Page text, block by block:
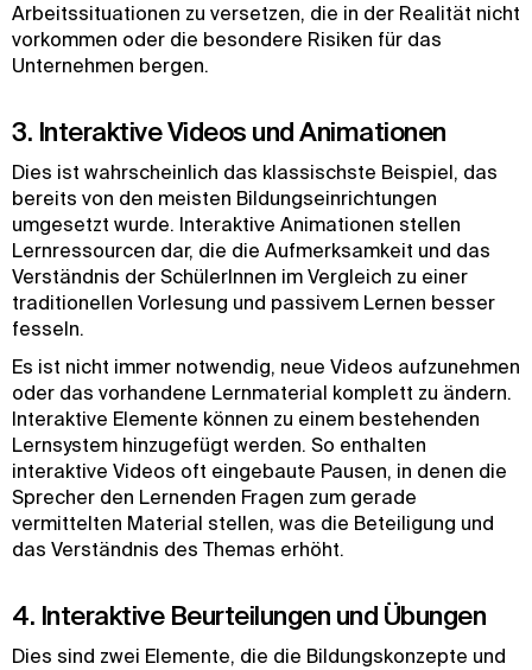
Arbeitssituationen zu versetzen, die in der Realität nicht
vorkommen oder die besondere Risiken für das
Unternehmen bergen.
3. Interaktive Videos und Animationen
Dies ist wahrscheinlich das klassischste Beispiel, das
bereits von den meisten Bildungseinrichtungen
umgesetzt wurde. Interaktive Animationen stellen
Lernressourcen dar, die die Aufmerksamkeit und das
Verständnis der SchülerInnen im Vergleich zu einer
traditionellen Vorlesung und passivem Lernen besser
fesseln.
Es ist nicht immer notwendig, neue Videos aufzunehmen
oder das vorhandene Lernmaterial komplett zu ändern.
Interaktive Elemente können zu einem bestehenden
Lernsystem hinzugefügt werden. So enthalten
interaktive Videos oft eingebaute Pausen, in denen die
Sprecher den Lernenden Fragen zum gerade
vermittelten Material stellen, was die Beteiligung und
das Verständnis des Themas erhöht.
4. Interaktive Beurteilungen und Übungen
Dies sind zwei Elemente, die die Bildungskonzepte und